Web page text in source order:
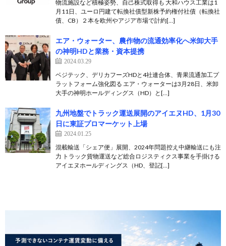
物流施設など積極姿勢、自己株式取得も 大和ハウス工業は1
月11日、ユーロ円建て転換社債型新株予約権付社債（転換社
債、CB）２本を欧州やアジア市場で計約[…]
エア・ウォーター、農作物の流通効率化へ米卸大手
の神明HDと業務・資本提携
2024.03.29
ベジテック、デリカフーズHDと4社連合体、青果流通加工プ
ラットフォーム強化図る エア・ウォーターは3月28日、米卸
大手の神明ホールディングス（HD）と[…]
九州地盤でトラック運送展開のアイエヌHD、1月30
日に東証プロマーケット上場
2024.01.25
混載輸送「シェア便」展開、2024年問題控え中継輸送にも注
力 トラック貨物運送など総合ロジスティクス事業を手掛ける
アイエヌホールディングス（HD、登記[…]